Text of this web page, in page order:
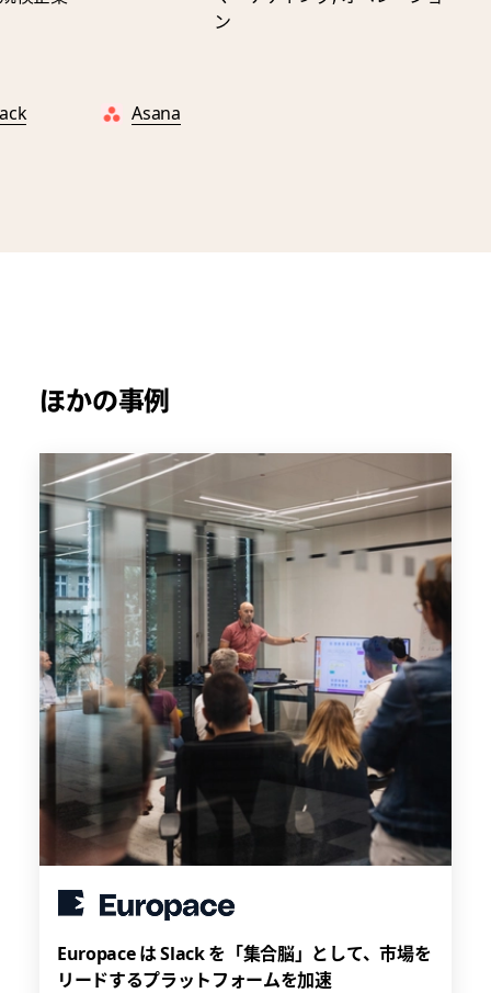
ン
Asana
ほかの事例
Europace は Slack を「集合脳」として、市場を
リードするプラットフォームを加速